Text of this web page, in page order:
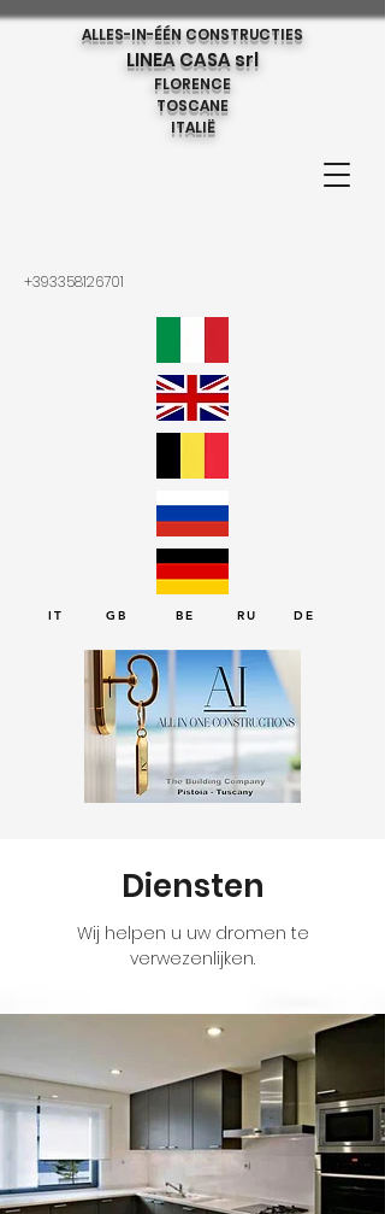
ALLES-IN-ÉÉN CONSTRUCTIES
LINEA CASA srl
FLORENCE
TOSCANE
ITALIË
+393358126701
IT GB BE RU DE
Diensten
Wij helpen u uw dromen te
verwezenlijken.